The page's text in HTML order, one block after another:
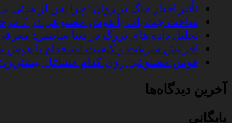
تأثیر اخبار جنگ بر روان؛ چرا پس از
ساخت چت‌ بات با هوش مصنوعی در 7 مرحله از ایده تا محصول واقعی
تحلیل داده‌ های بزرگ در دیتا ساینس: معرفی 5 ابزار
افزایش سرعت و کیفیت استخدام با هوش
هوش مصنوعی روی کدام مشاغل بیشترین
آخرین دیدگاه‌ها
بایگانی